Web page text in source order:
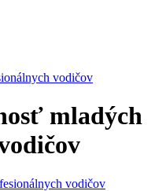
vodičov
mladých